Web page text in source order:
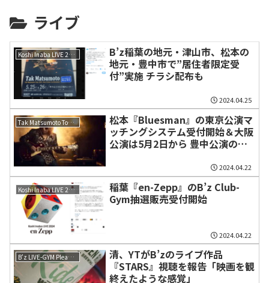
ライブ
Koshi Inaba LIVE 2024 〜enⅣ〜
B’z稲葉の地元・津山市、松本の
地元・豊中市で”居住者限定受
付”実施 チラシ配布も
2024.04.25
Tak Matsumoto Tour 2024 -Here Comes the Bluesman-
松本『Bluesman』の東京公演マ
ッチングシステム受付開始＆大阪
公演は5月2日から 豊中公演のみ
2024.04.22
Koshi Inaba LIVE 2024 〜enⅣ〜
稲葉『en-Zepp』のB’z Club-
Gym抽選販売受付開始
2024.04.22
B'z LIVE-GYM Pleasure 2023 -STARS-
清、YTがB’zのライブ作品
『STARS』視聴を報告「映画を観
終えたような感覚」